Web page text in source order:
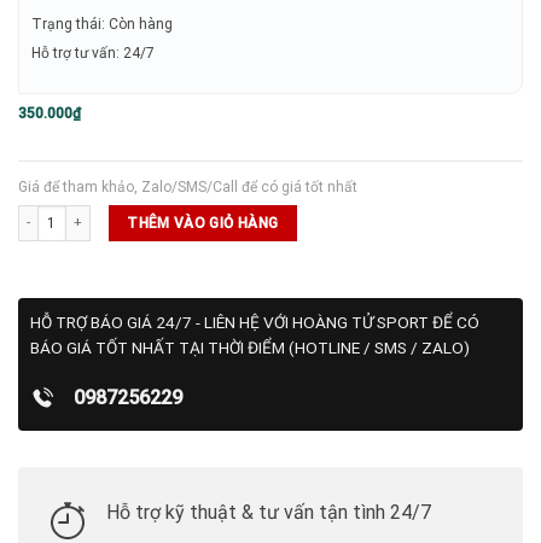
Trạng thái: Còn hàng
Hỗ trợ tư vấn: 24/7
350.000₫
Giá để tham khảo, Zalo/SMS/Call để có giá tốt nhất
Băng đô Wilson - Black số lượng
THÊM VÀO GIỎ HÀNG
HỖ TRỢ BÁO GIÁ 24/7 - LIÊN HỆ VỚI HOÀNG TỬ SPORT ĐỂ CÓ
BÁO GIÁ TỐT NHẤT TẠI THỜI ĐIỂM (HOTLINE / SMS / ZALO)
0987256229
Hỗ trợ kỹ thuật & tư vấn tận tình 24/7